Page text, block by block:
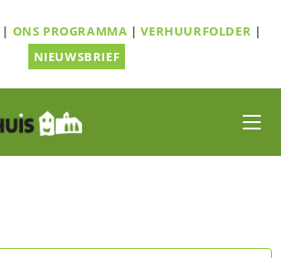
| ONS PROGRAMMA |VERHUURFOLDER |
NIEUWSBRIEF